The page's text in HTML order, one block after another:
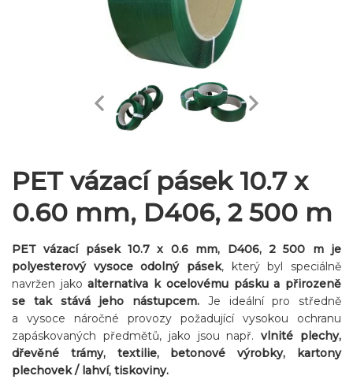
PET vázací pásek 10.7 x
0.60 mm, D406, 2 500 m
PET vázací pásek 10.7 x 0.6 mm, D406, 2 500 m je
polyesterový vysoce odolný pásek, který byl speciálně
navržen jakoalternativa k ocelovému pásku a přirozeně
se tak stává jeho nástupcem. Je ideální pro středně
a vysoce náročné provozy požadující vysokou ochranu
zapáskovaných předmětů, jako jsou např.vlnité plechy,
dřevěné trámy, textilie, betonové výrobky, kartony
plechovek / lahví, tiskoviny.